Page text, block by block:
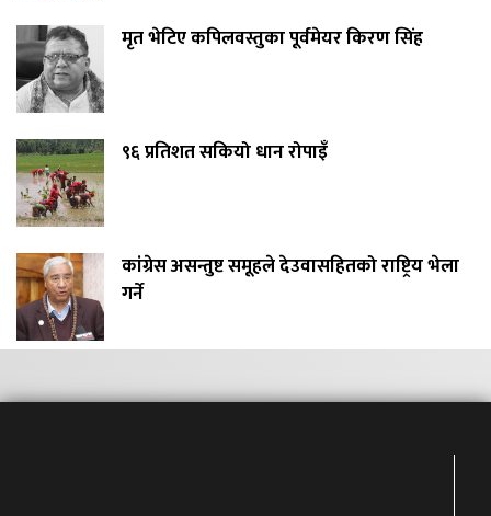
मृत भेटिए कपिलवस्तुका पूर्वमेयर किरण सिंह
९६ प्रतिशत सकियो धान रोपाइँ
कांग्रेस असन्तुष्ट समूहले देउवासहितको राष्ट्रिय भेला
गर्ने